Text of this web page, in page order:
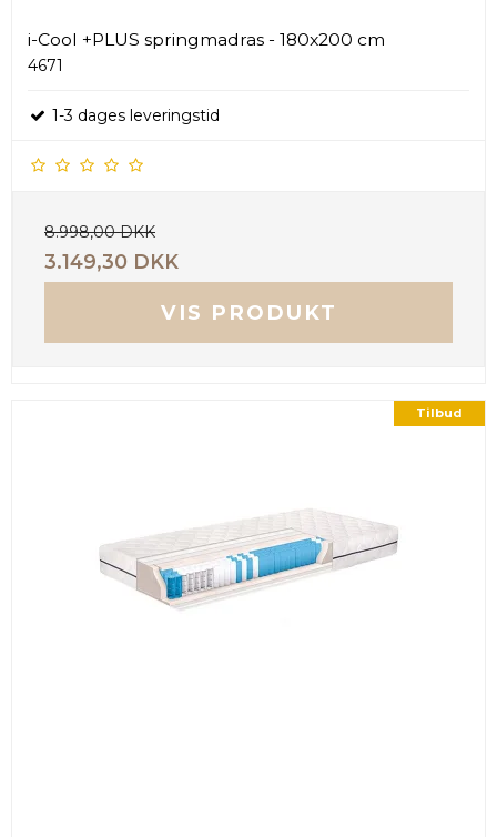
i-Cool +PLUS springmadras - 180x200 cm
4671
1-3 dages leveringstid
8.998,00 DKK
3.149,30 DKK
VIS PRODUKT
Tilbud